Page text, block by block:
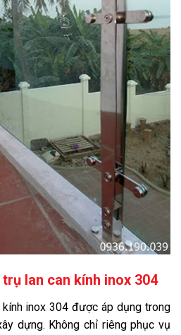
trụ lan can kính inox 304
kính inox 304 được áp dụng trong
dựng. Không chỉ riêng phục vụ